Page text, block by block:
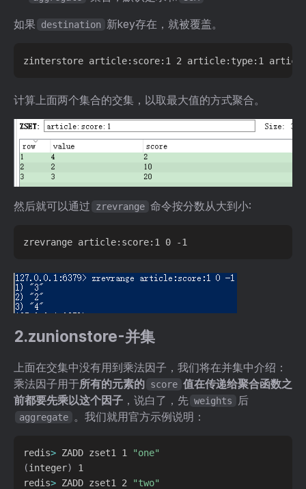
如果 destination 新key存在，就被覆盖。
计算上面两个集合的交集，以取最大值的方式聚合。
然后就可以通过 zrevrange 命令按分数从大到小:
2.zunionstore-并集
上面在交集中没有用到乘法因子，我们将在并集中介绍：
乘法因子用于所有的元素的 score 值在传递给聚合函数之
前都要先乘以这个因子 ，说白了，先 weights 后
aggregate 。我们就用官方示例说明：
redis> ZADD zset1 1
"one"
(integer)
1
redis> ZADD zset1 2
"two"